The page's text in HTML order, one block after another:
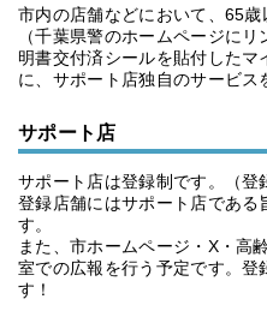
市内の店舗などにおいて、65
（千葉県警のホームページに
明書交付済シールを貼付した
に、サポート店独自のサービス
サポート店
サポート店は登録制です。（登
登録店舗にはサポート店である
す。
また、市ホームページ・X・高
室での広報を行う予定です。登
す！